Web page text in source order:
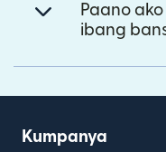
Paano
ibang
Kumpanya